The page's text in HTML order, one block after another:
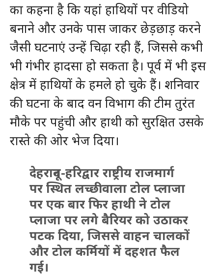
का कहना है कि यहां हाथियों पर वीडियो
बनाने और उनके पास जाकर छेड़छाड़ करने
जैसी घटनाएं उन्हें चिढ़ा रही हैं, जिससे कभी
भी गंभीर हादसा हो सकता है। पूर्व में भी इस
क्षेत्र में हाथियों के हमले हो चुके हैं। शनिवार
की घटना के बाद वन विभाग की टीम तुरंत
मौके पर पहुंची और हाथी को सुरक्षित उसके
रास्ते की ओर भेज दिया।
देहरादून-हरिद्वार राष्ट्रीय राजमार्ग
पर स्थित लच्छीवाला टोल प्लाजा
पर एक बार फिर हाथी ने टोल
प्लाजा पर लगे बैरियर को उठाकर
पटक दिया, जिससे वाहन चालकों
और टोल कर्मियों में दहशत फैल
गई।